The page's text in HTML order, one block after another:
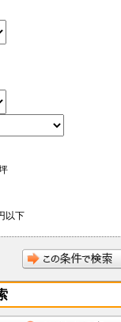
住の者
くはそれと同等の状態にあり、信用状態
押え、仮処分、租税滞納処分等を受けて
録している者
ビス、又は他の会員の信用もしくは権利
する行為をした者
員が損害を被った場合でも、当社はそ
で承認する場合を除き、会員としての地
告した自らに関する情報に変更が生じた
告するものとします。なお、本項の報告
した自らに関する情報の変更を希望す
続きに従っておこなうものとします。
）から付与されたIDおよびパスワード(以
利用させてはならないものとします。
より会員に損害が生じた場合において
、盗難、誤使用、不正使用等が発生し
それがある場合、速やかに当社もしく
す。
以下